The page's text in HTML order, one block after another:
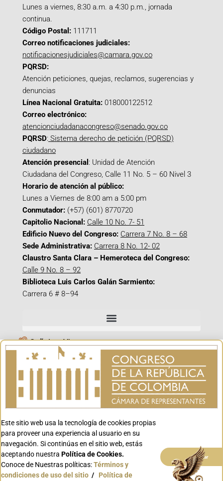
Lunes a viernes, 8:30 a.m. a 4:30 p.m., jornada
continua.
Código Postal: 111711
Correo notificaciones judiciales:
notificacionesjudiciales@camara.gov.co
PQRSD:
Atención peticiones, quejas, reclamos, sugerencias y
denuncias
Línea Nacional Gratuita: 018000122512
Correo electrónico:
atencionciudadanacongreso@senado.gov.co
PQRSD: Sistema derecho de petición (PQRSD)
ciudadano
Atención presencial : Unidad de Atención
Ciudadana del Congreso, Calle 11 No. 5 – 60 Nivel 3
Horario de atención al público:
Lunes a Viernes de 8:00 am a 5:00 pm
Conmutador: (+57) (601) 8770720
Capitolio Nacional: Calle 10 No. 7- 51
Edificio Nuevo del Congreso: Carrera 7 No. 8 – 68
Sede Administrativa: Carrera 8 No. 12- 02
Claustro Santa Clara – Hemeroteca del Congreso:
Calle 9 No. 8 – 92
Biblioteca Luis Carlos Galán Sarmiento:
Carrera 6 # 8–94
Señal en Vivo
Facebook_@CamaraColombia
Instagram_@CamaraColombia
X_@CamaraColombia
Youtube_@CamaraColombia
Tiktok_@CamaraColombia
Youtube_@CanalCongreso
Conoce GOV.CO
Este sitio web usa la tecnología de cookies propias
para proveer una experiencia al usuario en su
navegación. Si continúas en el sitio web, estás
aceptando nuestra Política de Cookies.
Conoce de Nuestras políticas:Términos y
condiciones de uso del sitio / Política de
Aceptar